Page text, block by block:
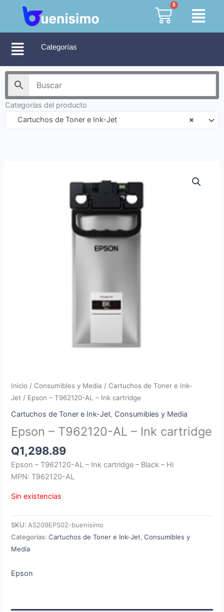
contenido
0
Cart
Categorías
Categorías del producto
×
Cartuchos de Toner e Ink-Jet
Inicio / Consumibles y Media / Cartuchos de Toner e Ink-
Jet / Epson – T962120-AL – Ink cartridge
Cartuchos de Toner e Ink-Jet, Consumibles y Media
Epson – T962120-AL – Ink cartridge
Q1,298.89
Epson – T962120-AL – Ink cartridge – Black – Hi
MPN: T962120-AL
Sin existencias
SKU: AS209EPS02-buenisimo
Categorías:Cartuchos de Toner e Ink-Jet,Consumibles y
Media
Epson